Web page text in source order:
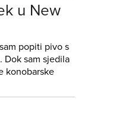
u New
popiti pivo s
Dok sam sjedila
konobarske